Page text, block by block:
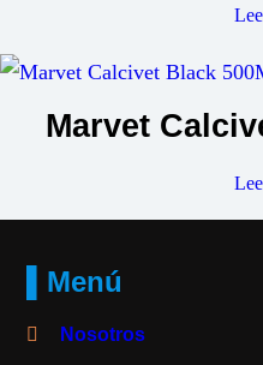
Marvet
▌Menú
Nosotros